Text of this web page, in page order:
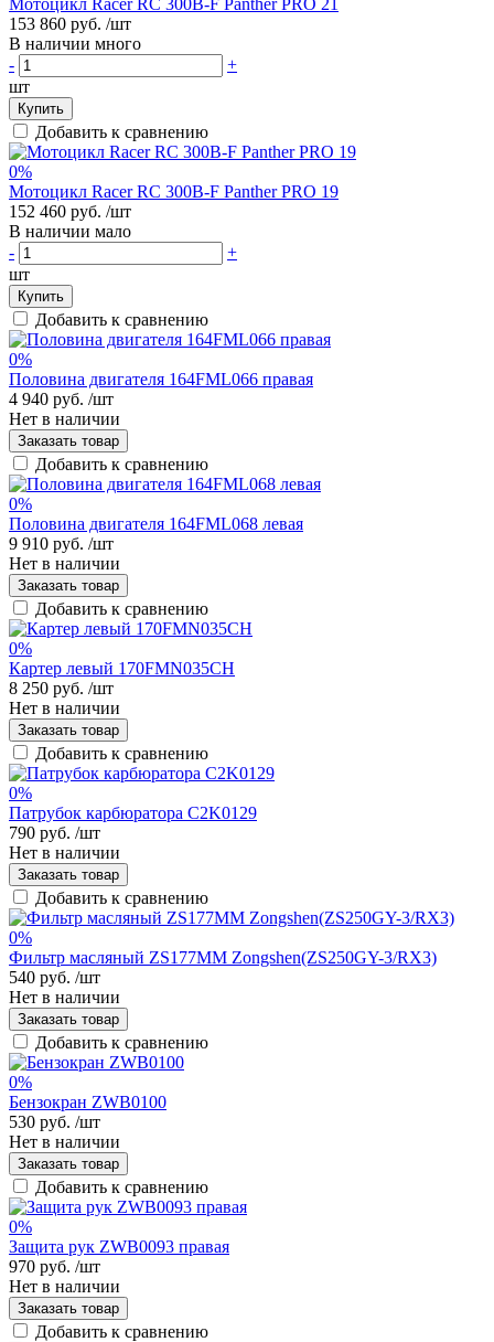
153 860 руб. /шт
В наличии много
-
+
шт
Купить
Добавить к сравнению
0%
Мотоцикл Racer RC 300B-F Panther PRO 19
152 460 руб. /шт
В наличии мало
-
+
шт
Купить
Добавить к сравнению
0%
Половина двигателя 164FML066 правая
4 940 руб. /шт
Нет в наличии
Заказать товар
Добавить к сравнению
0%
Половина двигателя 164FML068 левая
9 910 руб. /шт
Нет в наличии
Заказать товар
Добавить к сравнению
0%
Картер левый 170FMN035CH
8 250 руб. /шт
Нет в наличии
Заказать товар
Добавить к сравнению
0%
Патрубок карбюратора C2K0129
790 руб. /шт
Нет в наличии
Заказать товар
Добавить к сравнению
0%
Фильтр масляный ZS177MM Zongshen(ZS250GY-3/RX3)
540 руб. /шт
Нет в наличии
Заказать товар
Добавить к сравнению
0%
Бензокран ZWB0100
530 руб. /шт
Нет в наличии
Заказать товар
Добавить к сравнению
0%
Защита рук ZWB0093 правая
970 руб. /шт
Нет в наличии
Заказать товар
Добавить к сравнению